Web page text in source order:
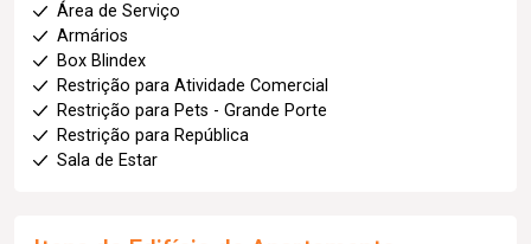
Área de Serviço
Armários
Box Blindex
Restrição para Atividade Comercial
Restrição para Pets - Grande Porte
Restrição para República
Sala de Estar